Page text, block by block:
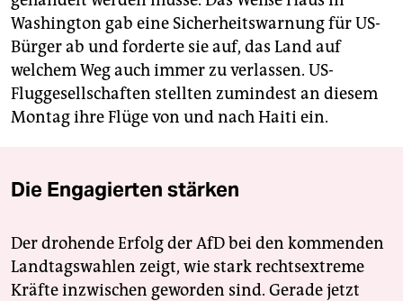
Washington gab eine Sicherheitswarnung für US-
Bürger ab und forderte sie auf, das Land auf
welchem Weg auch immer zu verlassen. US-
Fluggesellschaften stellten zumindest an diesem
Montag ihre Flüge von und nach Haiti ein.
Die Engagierten stärken
Der drohende Erfolg der AfD bei den kommenden
Landtagswahlen zeigt, wie stark rechtsextreme
Kräfte inzwischen geworden sind. Gerade jetzt